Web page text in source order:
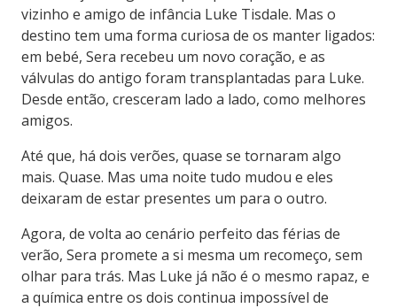
vizinho e amigo de infância Luke Tisdale. Mas o
destino tem uma forma curiosa de os manter ligados:
em bebé, Sera recebeu um novo coração, e as
válvulas do antigo foram transplantadas para Luke.
Desde então, cresceram lado a lado, como melhores
amigos.
Até que, há dois verões, quase se tornaram algo
mais. Quase. Mas uma noite tudo mudou e eles
deixaram de estar presentes um para o outro.
Agora, de volta ao cenário perfeito das férias de
verão, Sera promete a si mesma um recomeço, sem
olhar para trás. Mas Luke já não é o mesmo rapaz, e
a química entre os dois continua impossível de